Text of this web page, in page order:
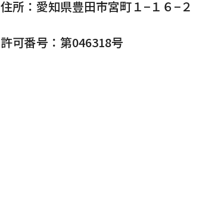
住所：愛知県豊田市宮町１−１６−２
許可番号：第046318号